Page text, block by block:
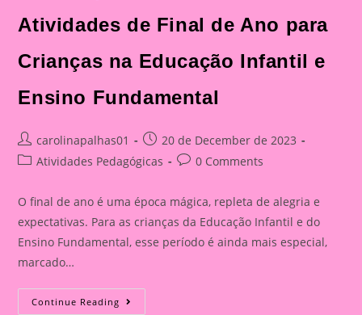
Atividades de Final de Ano para
Crianças na Educação Infantil e
Ensino Fundamental
Post
author:
carolinapalhas01
Post
published:
20 de December de 2023
PostAtividades Pedagógicas
Post0 Comments
O final de ano é uma época mágica, repleta de alegria e
expectativas. Para as crianças da Educação Infantil e do
Ensino Fundamental, esse período é ainda mais especial,
marcado…
Continue Reading Celebrações